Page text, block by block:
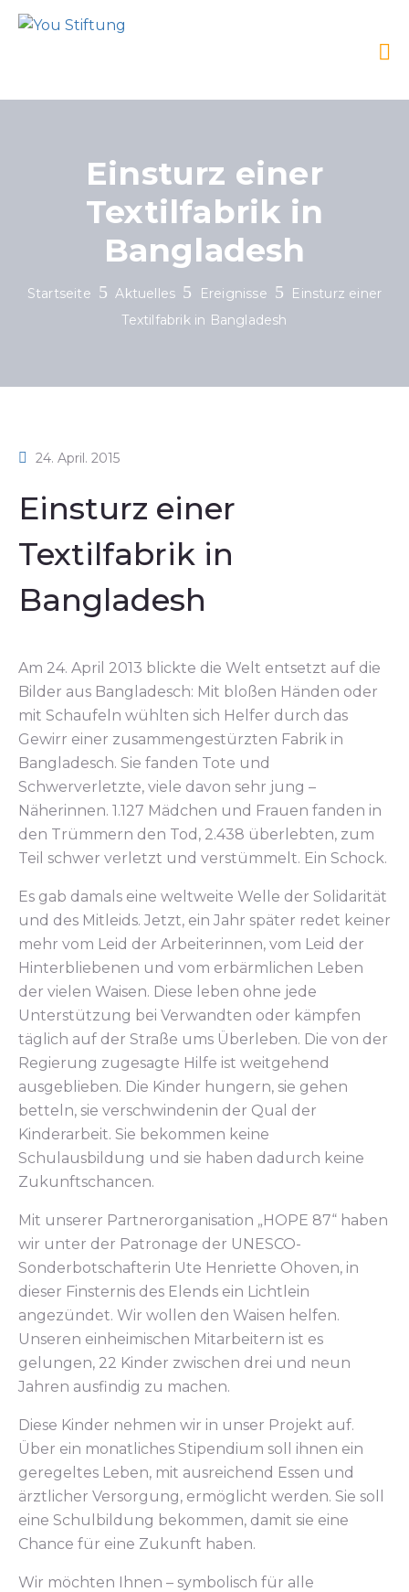
Einsturz einer
Textilfabrik in
Bangladesh
Startseite Aktuelles Ereignisse
Einsturz einer
Textilfabrik in Bangladesh
24. April. 2015
Einsturz einer
Textilfabrik in
Bangladesh
Am 24. April 2013 blickte die Welt entsetzt auf die
Bilder aus Bangladesch: Mit bloßen Händen oder
mit Schaufeln wühlten sich Helfer durch das
Gewirr einer zusammengestürzten Fabrik in
Bangladesch. Sie fanden Tote und
Schwerverletzte, viele davon sehr jung –
Näherinnen. 1.127 Mädchen und Frauen fanden in
den Trümmern den Tod, 2.438 überlebten, zum
Teil schwer verletzt und verstümmelt. Ein Schock.
Es gab damals eine weltweite Welle der Solidarität
und des Mitleids. Jetzt, ein Jahr später redet keiner
mehr vom Leid der Arbeiterinnen, vom Leid der
Hinterbliebenen und vom erbärmlichen Leben
der vielen Waisen. Diese leben ohne jede
Unterstützung bei Verwandten oder kämpfen
täglich auf der Straße ums Überleben. Die von der
Regierung zugesagte Hilfe ist weitgehend
ausgeblieben. Die Kinder hungern, sie gehen
betteln, sie verschwindenin der Qual der
Kinderarbeit. Sie bekommen keine
Schulausbildung und sie haben dadurch keine
Zukunftschancen.
Mit unserer Partnerorganisation „HOPE 87“ haben
wir unter der Patronage der UNESCO-
Sonderbotschafterin Ute Henriette Ohoven, in
dieser Finsternis des Elends ein Lichtlein
angezündet. Wir wollen den Waisen helfen.
Unseren einheimischen Mitarbeitern ist es
gelungen, 22 Kinder zwischen drei und neun
Jahren ausfindig zu machen.
Diese Kinder nehmen wir in unser Projekt auf.
Über ein monatliches Stipendium soll ihnen ein
geregeltes Leben, mit ausreichend Essen und
ärztlicher Versorgung, ermöglicht werden. Sie soll
eine Schulbildung bekommen, damit sie eine
Chance für eine Zukunft haben.
Wir möchten Ihnen – symbolisch für alle